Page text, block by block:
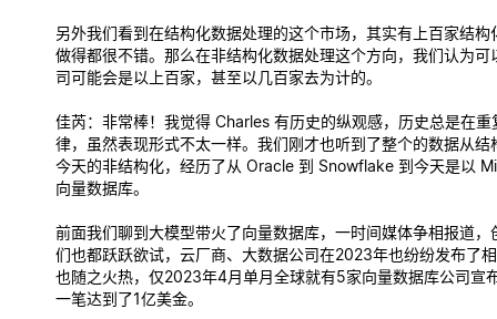
另外我们看到在结构化数据处理的这个市场，其实有上百家结构
做得都很不错。那么在非结构化数据处理这个方向，我们认为可
司可能会是以上百家，甚至以几百家去为计的。
佳芮：非常棒！我觉得 Charles 有历史的纵观感，历史总是在重
律，虽然表现形式不太一样。我们刚才也听到了整个的数据从结
今天的非结构化，经历了从 Oracle 到 Snowflake 到今天是以
向量数据库。
前面我们聊到大模型带火了向量数据库，一时间媒体争相报道，
们也都跃跃欲试，云厂商、大数据公司在2023年也纷纷发布了
也随之火热，仅2023年4月单月全球就有5家向量数据库公司宣
一笔达到了1亿美金。